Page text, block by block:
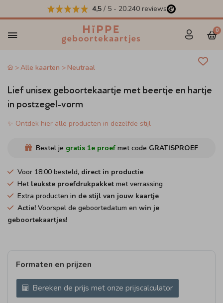
4,5 / 5 - 20.240 reviews
0
Alle kaarten Neutraal
Lief unisex geboortekaartje met beertje en hartje
in postzegel-vorm
✨ Ontdek hier alle producten in dezelfde stijl
Bestel je gratis 1e proef met code GRATISPROEF
Voor 18:00 besteld, direct in productie
Het leukste proefdrukpakket met verrassing
Extra producten in de stijl van jouw kaartje
Actie! Voorspel de geboortedatum en win je
geboortekaartjes!
Formaten en prijzen
Bereken de prijs met onze prijscalculator